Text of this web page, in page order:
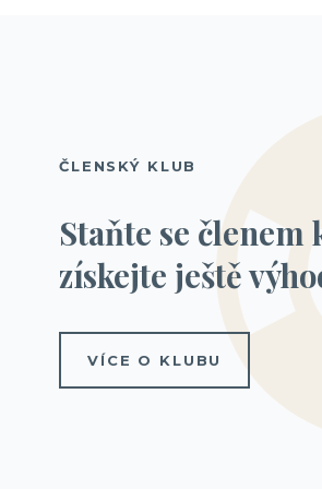
ČLENSKÝ KLUB
Staňte se
získejte ještě
VÍCE O KLUBU